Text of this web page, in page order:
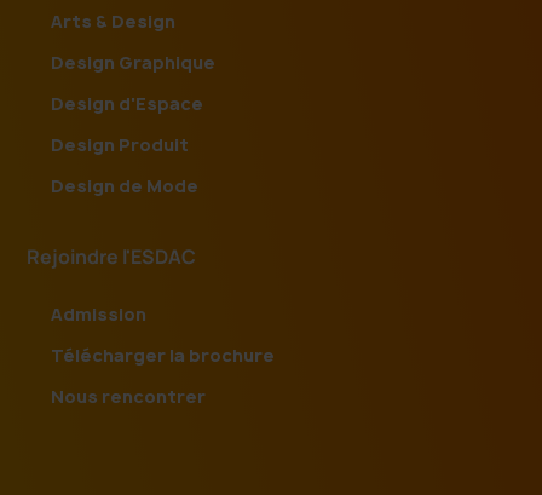
Arts & Design
Design Graphique
Design d'Espace
Design Produit
Design de Mode
Rejoindre l'ESDAC
Admission
Télécharger la brochure
Nous rencontrer